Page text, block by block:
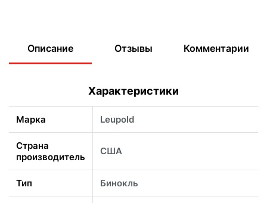
Описание Отзывы Комментарии
Характеристики
Марка Leupold
Страна
производитель
США
Тип Бинокль